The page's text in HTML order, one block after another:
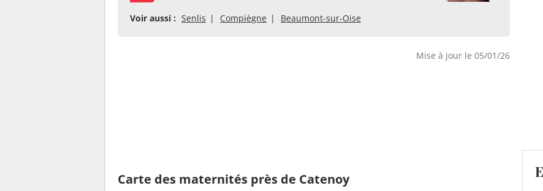
Voir aussi : Senlis Compiègne Beaumont-sur-Oise
Mise à jour le 05/01/26
Carte des maternités près de Catenoy